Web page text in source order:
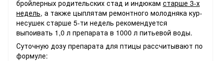
бройлерных родительских стад и индюкам старше 3-х
недель, а также цыплятам ремонтного молодняка кур-
несушек старше 5-ти недель рекомендуется
выпоивать 1,0 л препарата в 1000 л питьевой воды.
Суточную дозу препарата для птицы рассчитывают по
формуле: